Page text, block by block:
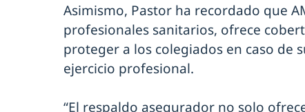
Asimismo, Pastor ha recordado que
profesionales sanitarios, ofrece
proteger a los colegiados en caso de
ejercicio profesional.
“El respaldo asegurador no solo